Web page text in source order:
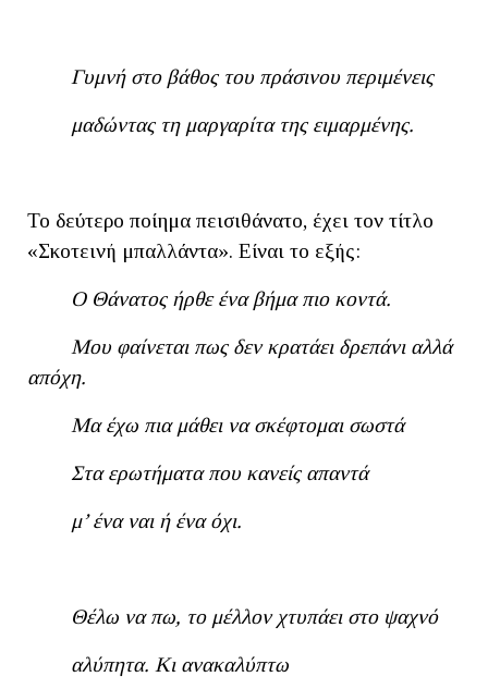
Γυμνή στο βάθος του πράσινου περιμένεις
μαδώντας τη μαργαρίτα της ειμαρμένης.
Το δεύτερο ποίημα πεισιθάνατο, έχει τον τίτλο
«Σκοτεινή μπαλλάντα». Είναι το εξής:
Ο Θάνατος ήρθε ένα βήμα πιο κοντά.
Μου φαίνεται πως δεν κρατάει δρεπάνι αλλά
απόχη.
Μα έχω πια μάθει να σκέφτομαι σωστά
Στα ερωτήματα που κανείς απαντά
μ’ ένα ναι ή ένα όχι.
Θέλω να πω, το μέλλον χτυπάει στο ψαχνό
αλύπητα. Κι ανακαλύπτω